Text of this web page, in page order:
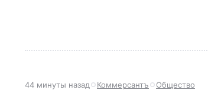
44 минуты назад Коммерсантъ Общество